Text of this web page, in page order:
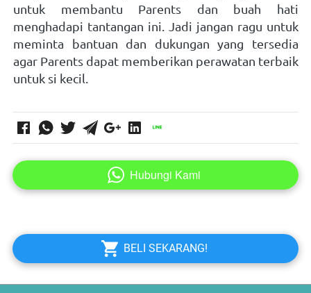
untuk membantu Parents dan buah hati
menghadapi tantangan ini. Jadi jangan ragu untuk
meminta bantuan dan dukungan yang tersedia
agar Parents dapat memberikan perawatan terbaik
untuk si kecil.
` Hubungi Kami
` BELI SEKARANG!